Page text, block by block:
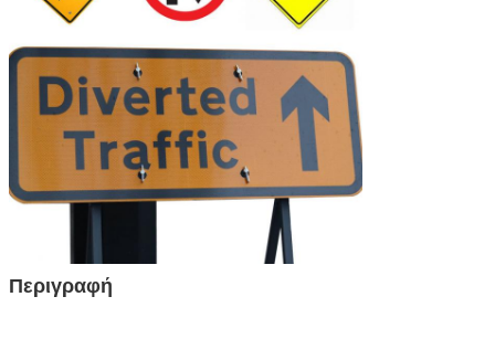
Περιγραφή